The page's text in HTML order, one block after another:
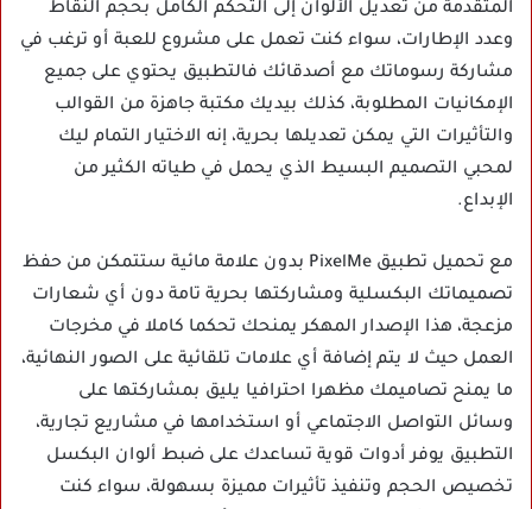
المتقدمة من تعديل الألوان إلى التحكم الكامل بحجم النقاط
وعدد الإطارات، سواء كنت تعمل على مشروع للعبة أو ترغب في
مشاركة رسوماتك مع أصدقائك فالتطبيق يحتوي على جميع
الإمكانيات المطلوبة، كذلك بيديك مكتبة جاهزة من القوالب
والتأثيرات التي يمكن تعديلها بحرية، إنه الاختيار التمام ليك
لمحبي التصميم البسيط الذي يحمل في طياته الكثير من
الإبداع.
مع تحميل تطبيق PixelMe بدون علامة مائية ستتمكن من حفظ
تصميماتك البكسلية ومشاركتها بحرية تامة دون أي شعارات
مزعجة، هذا الإصدار المهكر يمنحك تحكما كاملا في مخرجات
العمل حيث لا يتم إضافة أي علامات تلقائية على الصور النهائية،
ما يمنح تصاميمك مظهرا احترافيا يليق بمشاركتها على
وسائل التواصل الاجتماعي أو استخدامها في مشاريع تجارية،
التطبيق يوفر أدوات قوية تساعدك على ضبط ألوان البكسل
تخصيص الحجم وتنفيذ تأثيرات مميزة بسهولة، سواء كنت